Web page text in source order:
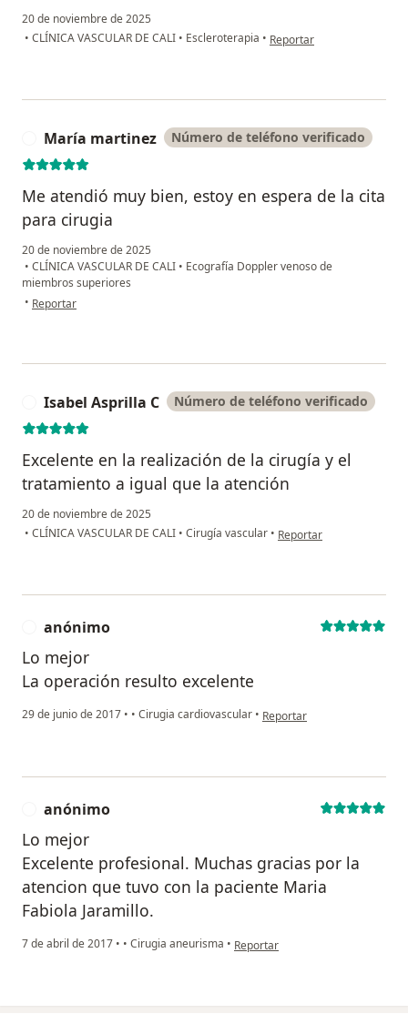
20 de noviembre de 2025
• CLÍNICA VASCULAR DE CALI • Escleroterapia • en opinión del usuario
Reportar
María martinez Número de teléfono verificado
Me atendió muy bien, estoy en espera de la cita
para cirugia
20 de noviembre de 2025
• CLÍNICA VASCULAR DE CALI • Ecografía Doppler venoso de
miembros superiores
• en opinión del usuario María martinez
Reportar
Isabel Asprilla C Número de teléfono verificado
Excelente en la realización de la cirugía y el
tratamiento a igual que la atención
20 de noviembre de 2025
• CLÍNICA VASCULAR DE CALI • Cirugía vascular • en opinión del usuario
Reportar
anónimo
Lo mejor
La operación resulto excelente
29 de junio de 2017 • • Cirugia cardiovascular • en opinión del usuario
Reportar
anónimo
Lo mejor
Excelente profesional. Muchas gracias por la
atencion que tuvo con la paciente Maria
Fabiola Jaramillo.
7 de abril de 2017 • • Cirugia aneurisma • en opinión del usuario anónimo
Reportar